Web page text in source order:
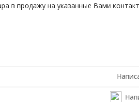
в продажу на указанные Вами